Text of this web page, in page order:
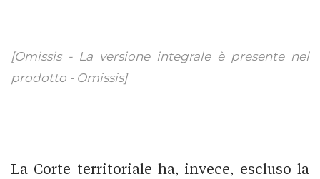
[Omissis - La versione integrale è presente nel
prodotto - Omissis]
La Corte territoriale ha, invece, escluso la